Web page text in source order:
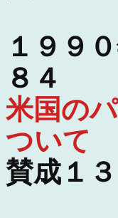
１９９
８４
米国の
ついて
賛成１